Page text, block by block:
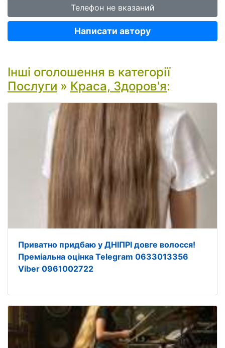
Телефон не вказаний
Написати автору
Інші оголошення в категорії
Послуги » Краса, Здоров'я:
Приватно придбаю у ДНІПРІ довге волосся!
Преміальна оцінка Telegram 0633013356
Viber 0961002722